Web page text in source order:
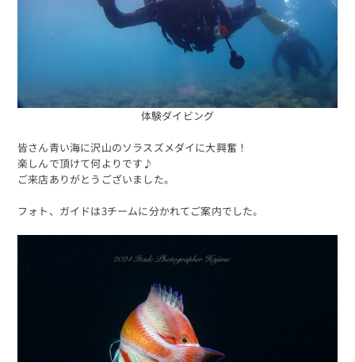
体験ダイビング
皆さん青い海に沢山のソラスズメダイに大興奮！
楽しんで頂けて何よりです♪
ご来店ありがとうございました。
フォト、ガイドは3チームに分かれてご案内でした。